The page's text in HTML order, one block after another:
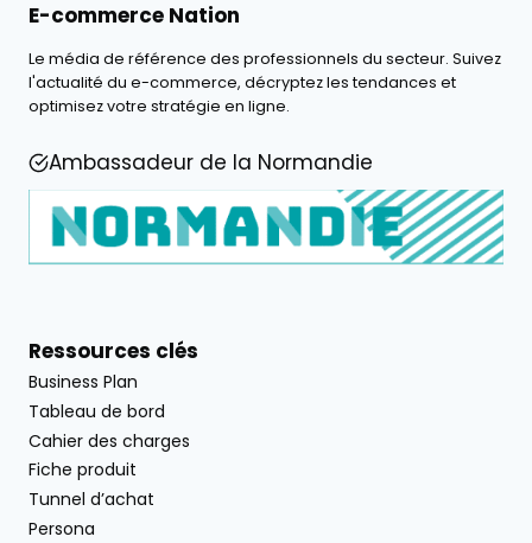
E-commerce Nation
Le média de référence des professionnels du secteur. Suivez
l'actualité du e-commerce, décryptez les tendances et
optimisez votre stratégie en ligne.
Ambassadeur de la Normandie
Ressources clés
Business Plan
Tableau de bord
Cahier des charges
Fiche produit
Tunnel d’achat
Persona